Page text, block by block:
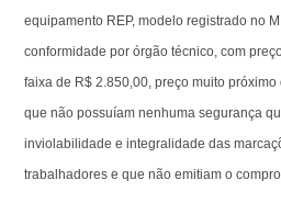
equipamento REP, modelo registrado no
conformidade por órgão técnico, com
faixa de R$ 2.850,00, preço muito
que não possuíam nenhuma segurança
inviolabilidade e integralidade das
trabalhadores e que não emitiam o